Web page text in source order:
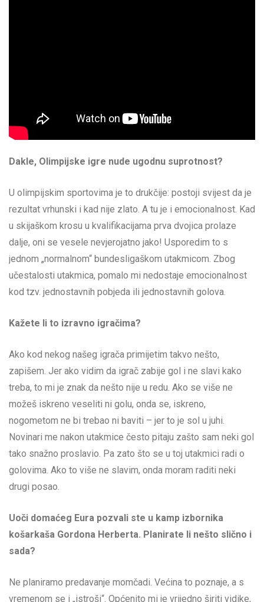
Dakle, Olimpijske igre nude ugodnu suprotnost?
U olimpijskim sportovima je to drukčije: postoji svijest da je
rezultat vrhunski i kad nije zlato. A tu je i emocionalnost. Kad
u skijaškom krosu u kvalifikacijama prva dvojica prolaze
dalje, oni se vesele nevjerojatno jako! Usporedim to s
jednom „normalnom“ bundesligaškom utakmicom. Zbog
učestalosti utakmica, pomalo mi nedostaje emocionalnost
kod tzv. jednostavnih pobjeda ili jednostavnih golova.
Kažete li to izravno igračima?
Ako kod nekog našeg igrača primijetim takvo nešto,
zapišem. Jer ako vidim da igrač zabije gol i ne slavi kako
treba, to mi je znak da nešto nije u redu. Ako se više ne
možeš iskreno veseliti ni golu, onda se, iskreno,
nogometom ne bi trebao ni baviti – jer to je sol u juhi.
Novinari me nakon utakmice često pitaju zašto sam neki gol
tako snažno proslavio. Pa zato što se u toj utakmici radi o
golovima. Ako to više ne slavim, onda moram raditi neki
drugi posao.
Uoči domaćeg Eura pozvali ste u kamp izbornika
košarkaša Gordona Herberta. Planirate li nešto slično i
sada?
Ne planiramo predavanje momčadi. Većina to poznaje, a s
vremenom se i „istroši“. Općenito mi je vrijedno širiti vidike,